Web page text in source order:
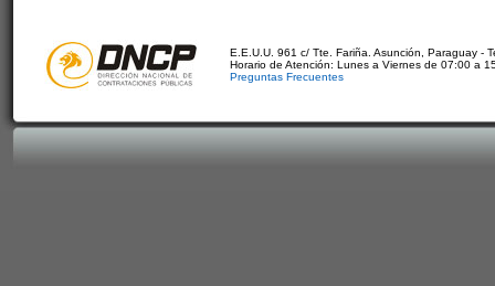
E.E.U.U. 961 c/ Tte. Fariña. Asunción, Paraguay -
Horario de Atención: Lunes a Viernes de 07:00 a
Preguntas Frecuentes